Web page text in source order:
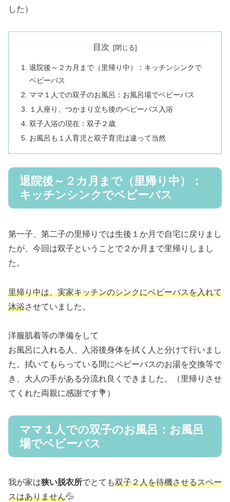
した）
目次
退院後～２カ月まで（里帰り中）：キッチンシンクで
ベビーバス
ママ１人での双子のお風呂：お風呂場でベビーバス
１人座り、つかまり立ち後のベビーバス入浴
双子入浴の現在：双子２歳
お風呂も１人育児と双子育児は違って当然
退院後～２カ月まで（里帰り中）：
キッチンシンクでベビーバス
第一子、第二子の里帰りでは生後１か月で自宅に戻りまし
たが、今回は双子ということで２か月まで里帰りしまし
た。
里帰り中は、実家キッチンのシンクにベビーバスを入れて
沐浴させていました。
洋服肌着等の準備をして
お風呂に入れる人、入浴後身体を拭く人と分けて行いまし
た。拭いてもらっている間にベビーバスのお湯を交換等で
き、大人の手がある分流れ良くできました。（里帰りさせ
てくれた両親に感謝です💐）
ママ１人での双子のお風呂：お風呂
場でベビーバス
我が家は狭い脱衣所でとても双子２人を待機させるスペー
スはありません💦